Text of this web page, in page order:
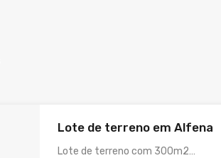
Lote de terreno em Alfena
Lote de terreno com 300m2…